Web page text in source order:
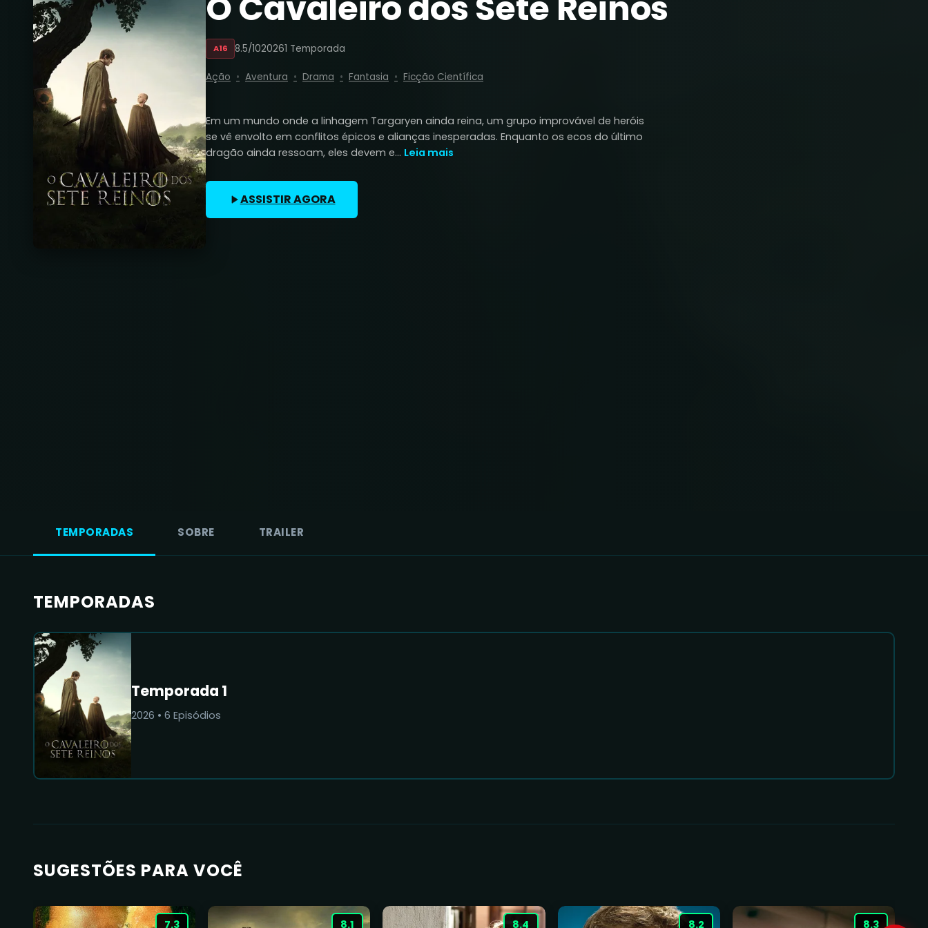
A16 8.5/1020261 Temporada
Ação Aventura Drama Fantasia Ficção Científica
Em um mundo onde a linhagem Targaryen ainda reina, um grupo improvável de heróis
se vê envolto em conflitos épicos e alianças inesperadas. Enquanto os ecos do último
dragão ainda ressoam, eles devem e... Leia mais
ASSISTIR AGORA
TEMPORADAS SOBRE TRAILER
TEMPORADAS
Temporada 1
2026 • 6 Episódios
SUGESTÕES PARA VOCÊ
7.3 8.1 8.4 8.2 8.3